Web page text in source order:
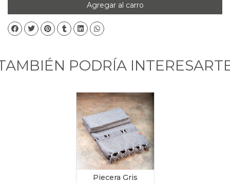
Agregar al carro
PODRÍA
Piecera Gris